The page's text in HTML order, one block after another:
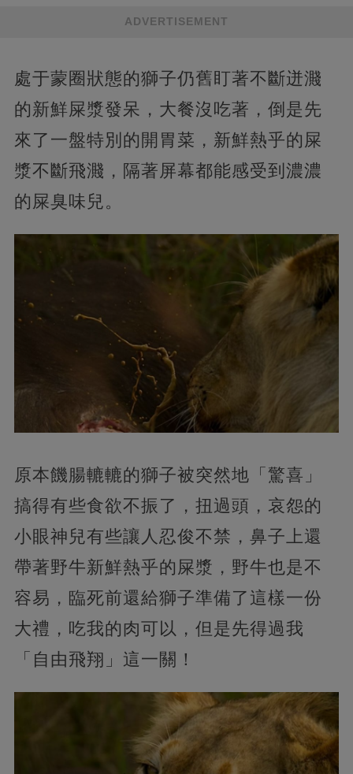
ADVERTISEMENT
處于蒙圈狀態的獅子仍舊盯著不斷迸濺
的新鮮屎漿發呆，大餐沒吃著，倒是先
來了一盤特別的開胃菜，新鮮熱乎的屎
漿不斷飛濺，隔著屏幕都能感受到濃濃
的屎臭味兒。
原本饑腸轆轆的獅子被突然地「驚喜」
搞得有些食欲不振了，扭過頭，哀怨的
小眼神兒有些讓人忍俊不禁，鼻子上還
帶著野牛新鮮熱乎的屎漿，野牛也是不
容易，臨死前還給獅子準備了這樣一份
大禮，吃我的肉可以，但是先得過我
「自由飛翔」這一關！